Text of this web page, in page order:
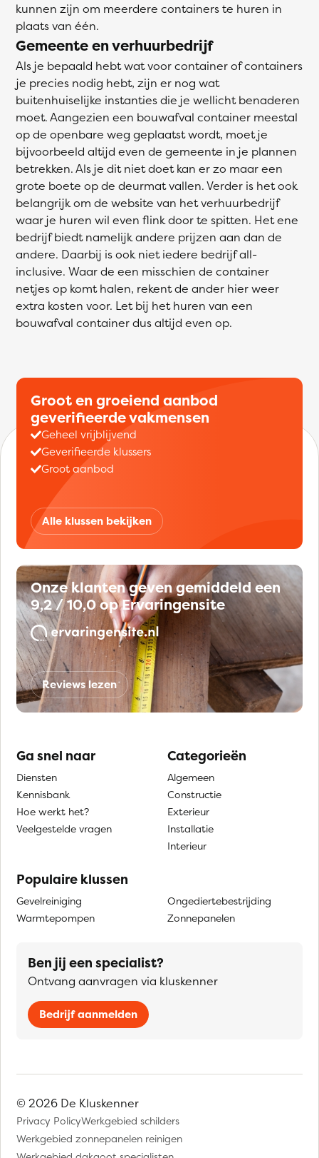
kunnen zijn om meerdere containers te huren in
plaats van één.
Gemeente en verhuurbedrijf
Als je bepaald hebt wat voor container of containers
je precies nodig hebt, zijn er nog wat
buitenhuiselijke instanties die je wellicht benaderen
moet. Aangezien een bouwafval container meestal
op de openbare weg geplaatst wordt, moet je
bijvoorbeeld altijd even de gemeente in je plannen
betrekken. Als je dit niet doet kan er zo maar een
grote boete op de deurmat vallen. Verder is het ook
belangrijk om de website van het verhuurbedrijf
waar je huren wil even flink door te spitten. Het ene
bedrijf biedt namelijk andere prijzen aan dan de
andere. Daarbij is ook niet iedere bedrijf all-
inclusive. Waar de een misschien de container
netjes op komt halen, rekent de ander hier weer
extra kosten voor. Let bij het huren van een
bouwafval container dus altijd even op.
Groot en groeiend aanbod
geverifieerde vakmensen
Geheel vrijblijvend
Geverifieerde klussers
Groot aanbod
Alle klussen bekijken
Onze klanten geven gemiddeld een
9,2 / 10,0 op Ervaringensite
Reviews lezen
Ga snel naar
Diensten
Kennisbank
Hoe werkt het?
Veelgestelde vragen
Categorieën
Algemeen
Constructie
Exterieur
Installatie
Interieur
Populaire klussen
Gevelreiniging
Warmtepompen
Ongediertebestrijding
Zonnepanelen
Ben jij een specialist?
Ontvang aanvragen via kluskenner
Bedrijf aanmelden
© 2026 De Kluskenner
Privacy PolicyWerkgebied schilders
Werkgebied zonnepanelen reinigen